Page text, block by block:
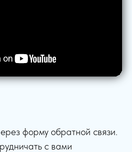
форму обратной связи.
с вами